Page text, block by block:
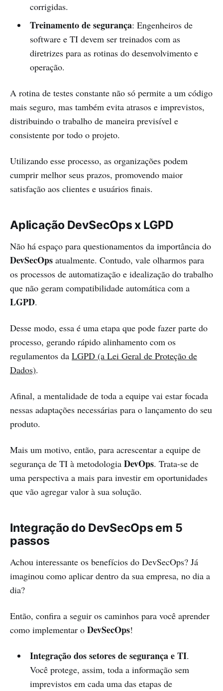
corrigidas.
Treinamento de segurança: Engenheiros de
software e TI devem ser treinados com as
diretrizes para as rotinas do desenvolvimento e
operação.
A rotina de testes constante não só permite a um código
mais seguro, mas também evita atrasos e imprevistos,
distribuindo o trabalho de maneira previsível e
consistente por todo o projeto.
Utilizando esse processo, as organizações podem
cumprir melhor seus prazos, promovendo maior
satisfação aos clientes e usuários finais.
Aplicação DevSecOps x LGPD
Não há espaço para questionamentos da importância do
DevSecOps atualmente. Contudo, vale olharmos para
os processos de automatização e idealização do trabalho
que não geram compatibilidade automática com a
LGPD.
Desse modo, essa é uma etapa que pode fazer parte do
processo, gerando rápido alinhamento com os
regulamentos da LGPD (a Lei Geral de Proteção de
Dados).
Afinal, a mentalidade de toda a equipe vai estar focada
nessas adaptações necessárias para o lançamento do seu
produto.
Mais um motivo, então, para acrescentar a equipe de
segurança de TI à metodologia DevOps. Trata-se de
uma perspectiva a mais para investir em oportunidades
que vão agregar valor à sua solução.
Integração do DevSecOps em 5
passos
Achou interessante os benefícios do DevSecOps? Já
imaginou como aplicar dentro da sua empresa, no dia a
dia?
Então, confira a seguir os caminhos para você aprender
como implementar o DevSecOps!
Integração dos setores de segurança e TI.
Você protege, assim, toda a informação sem
imprevistos em cada uma das etapas de